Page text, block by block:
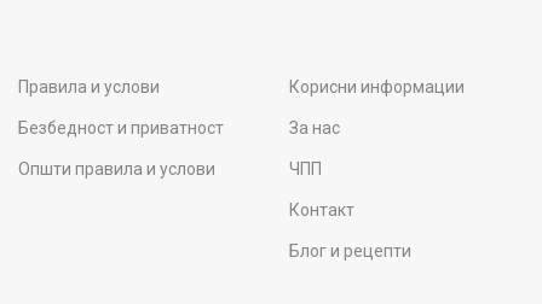
Правила и услови
Безбедност и приватност
Општи правила и услови
Корисни информации
За нас
ЧПП
Контакт
Блог и рецепти